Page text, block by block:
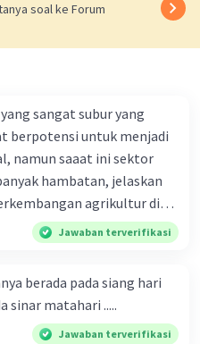
Balassoal ke Forum
sangat subur yang
berpotensi untuk menjadi
namun saaat ini sektor
hambatan, jelaskan
agrikultur di
Jawaban terverifikasi
berada pada siang hari
sinar matahari .....
Jawaban terverifikasi